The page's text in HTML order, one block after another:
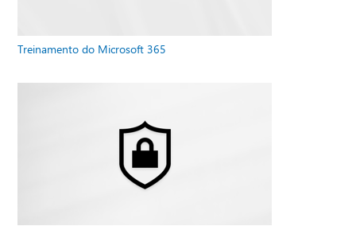
Treinamento do Microsoft 365